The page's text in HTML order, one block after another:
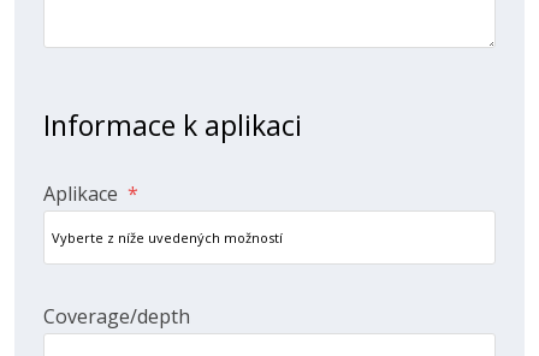
Informace k aplikaci
Aplikace *
Coverage/depth